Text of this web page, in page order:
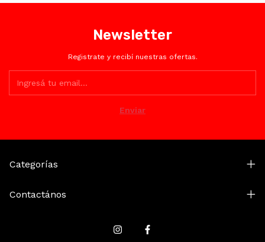
Newsletter
Registrate y recibí nuestras ofertas.
Categorías
Contactános